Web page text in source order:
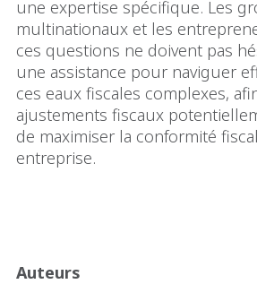
une expertise spécifique. Les
multinationaux et les
ces questions ne doivent pas
une assistance pour naviguer
ces eaux fiscales complexes,
ajustements fiscaux
de maximiser la conformité
entreprise.
Auteurs